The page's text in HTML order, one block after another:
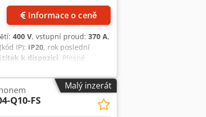
Informace o ceně
400 V, vstupní proud: 370 A,
IP): IP20, rok poslední
k dispozici, Přesné
a výstupní proud: 200
ovládacímu panelu °
návod pro uvedení do provozu
nastavení, a proto se
na originálních
Malý inzerát
Q10-FS